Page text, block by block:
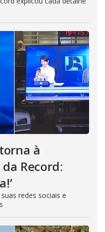
à
Record:
redes sociais e